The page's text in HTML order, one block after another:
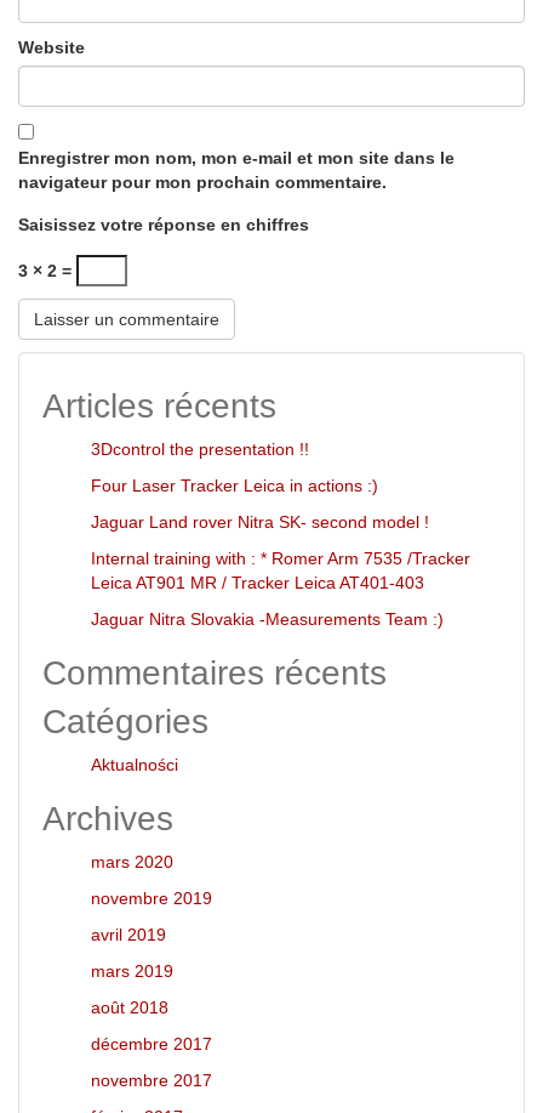
Website
Enregistrer mon nom, mon e-mail et mon site dans le
navigateur pour mon prochain commentaire.
Saisissez votre réponse en chiffres
3 × 2 =
Articles récents
3Dcontrol the presentation !!
Four Laser Tracker Leica in actions :)
Jaguar Land rover Nitra SK- second model !
Internal training with : * Romer Arm 7535 /Tracker
Leica AT901 MR / Tracker Leica AT401-403
Jaguar Nitra Slovakia -Measurements Team :)
Commentaires récents
Catégories
Aktualności
Archives
mars 2020
novembre 2019
avril 2019
mars 2019
août 2018
décembre 2017
novembre 2017